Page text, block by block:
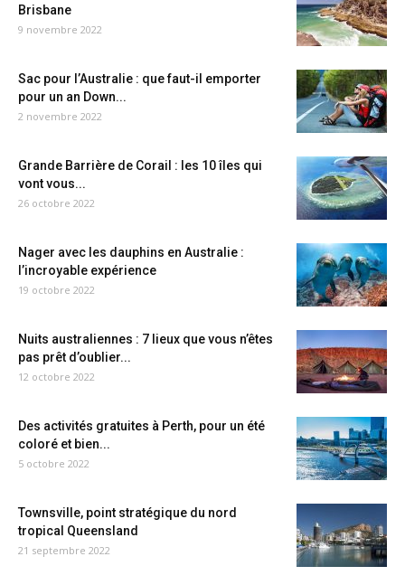
Brisbane
9 novembre 2022
Sac pour l’Australie : que faut-il emporter
pour un an Down...
2 novembre 2022
Grande Barrière de Corail : les 10 îles qui
vont vous...
26 octobre 2022
Nager avec les dauphins en Australie :
l’incroyable expérience
19 octobre 2022
Nuits australiennes : 7 lieux que vous n’êtes
pas prêt d’oublier...
12 octobre 2022
Des activités gratuites à Perth, pour un été
coloré et bien...
5 octobre 2022
Townsville, point stratégique du nord
tropical Queensland
21 septembre 2022